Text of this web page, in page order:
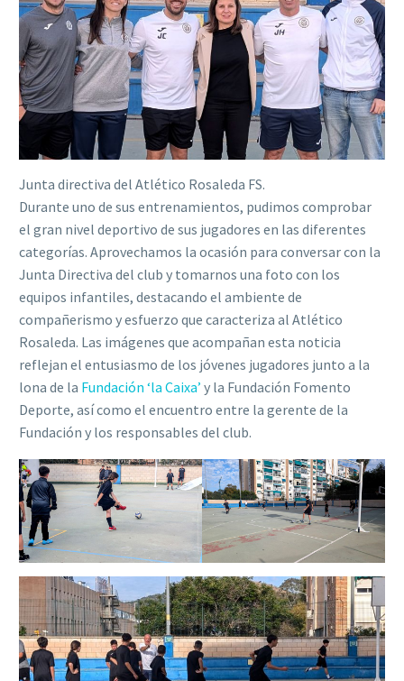
Junta directiva del Atlético Rosaleda FS.
Durante uno de sus entrenamientos, pudimos comprobar
el gran nivel deportivo de sus jugadores en las diferentes
categorías. Aprovechamos la ocasión para conversar con la
Junta Directiva del club y tomarnos una foto con los
equipos infantiles, destacando el ambiente de
compañerismo y esfuerzo que caracteriza al Atlético
Rosaleda. Las imágenes que acompañan esta noticia
reflejan el entusiasmo de los jóvenes jugadores junto a la
lona de la Fundación ‘la Caixa’ y la Fundación Fomento
Deporte, así como el encuentro entre la gerente de la
Fundación y los responsables del club.